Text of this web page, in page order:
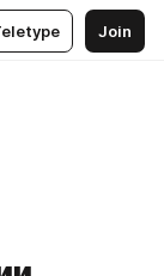
Join